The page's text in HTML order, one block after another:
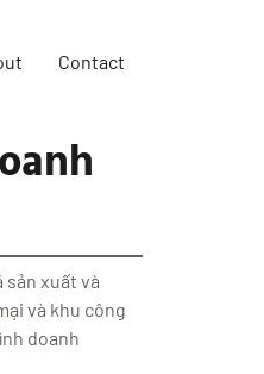
Contact
xuất và
và khu công
doanh